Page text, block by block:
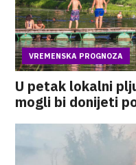
VREMENSKA PROGNOZA
U petak lokalni
mogli bi donijeti